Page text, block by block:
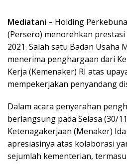
Mediatani – Holding
(Persero) menorehkan
2021. Salah satu Badan Usaha
menerima penghargaan dari
Kerja (Kemenaker) RI atas
mempekerjakan penyandang
Dalam acara penyerahan
berlangsung pada Selasa (30/
Ketenagakerjaan (Menaker)
apresiasinya atas kolaborasi
sejumlah kementerian,